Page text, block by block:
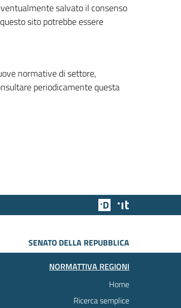
salvato il consenso
sito potrebbe essere
normative di settore,
periodicamente questa
Team Digitale
SENATO DELLA REPUBBLICA
NORMATTIVA REGIONI
Home
Ricerca semplice